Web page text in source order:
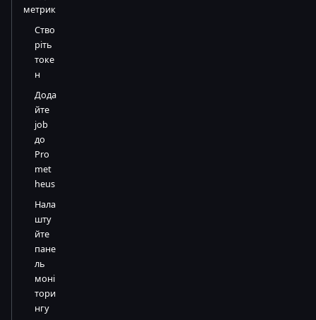
метрик
Ство
ріть
токе
н
Дода
йте
job
до
Pro
met
heus
Нала
шту
йте
пане
ль
моні
тори
нгу